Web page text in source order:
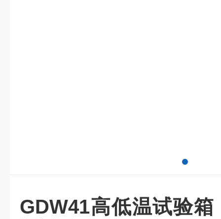
GDW41高低温试验